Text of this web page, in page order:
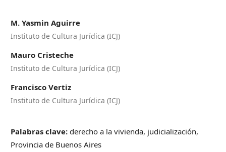
M. Yasmin Aguirre
Instituto de Cultura Jurídica (ICJ)
Mauro Cristeche
Instituto de Cultura Jurídica (ICJ)
Francisco Vertiz
Instituto de Cultura Jurídica (ICJ)
Palabras clave:derecho a la vivienda, judicialización,
Provincia de Buenos Aires